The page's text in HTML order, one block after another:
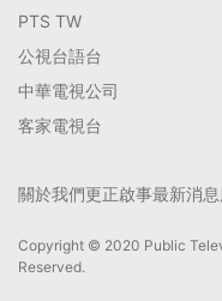
PTS TW
公視台語台
中華電視公司
客家電視台
關於我們更正啟事最新消息
Copyright © 2020 Public
Reserved.